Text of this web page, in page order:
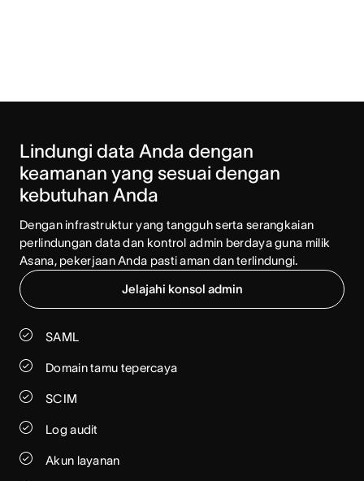
Lindungi data Anda dengan
keamanan yang sesuai dengan
kebutuhan Anda
Dengan infrastruktur yang tangguh serta serangkaian
perlindungan data dan kontrol admin berdaya guna milik
Asana, pekerjaan Anda pasti aman dan terlindungi.
Jelajahi konsol admin
SAML
Domain tamu tepercaya
SCIM
Log audit
Akun layanan